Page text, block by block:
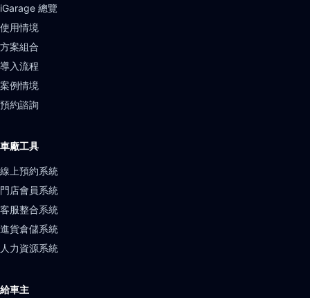
iGarage 總覽
使用情境
方案組合
導入流程
案例情境
預約諮詢
車廠工具
線上預約系統
門店會員系統
客服整合系統
進貨倉儲系統
人力資源系統
給車主